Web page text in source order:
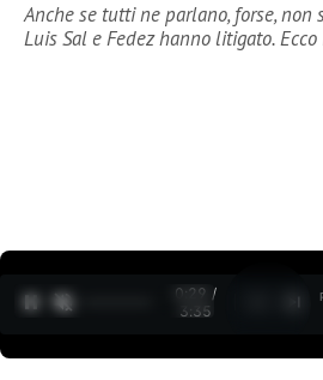
Anche se tutti ne parlano, forse, non
Luis Sal e Fedez hanno litigato.
0:30 /
3:35